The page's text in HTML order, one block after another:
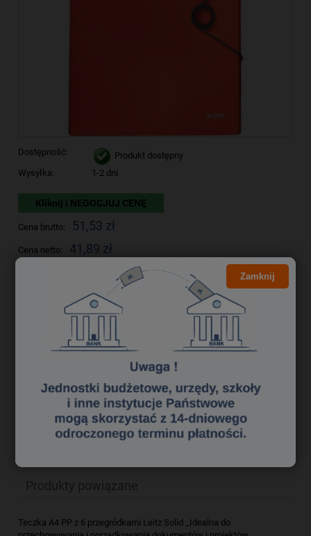
Dostępność:
Produkt dostępny
Wysyłka:
1-2 dni
Kliknij i NEGOCJUJ CENĘ
Cena brutto: 51,53 zł
Cena netto: 41,89 zł
do koszyka
Kod produktu:
tek0615187
poleć znajomemu
Teczka A4 PP z 6 przegródkami Leitz Solid _Idealna do
Zamknij